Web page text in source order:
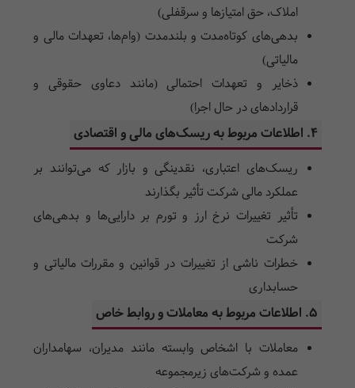
املاک، حق امتیازها و سرقفلی)
بدهی‌های کوتاه‌مدت و بلندمدت (وام‌ها، تعهدات مالی و
مالیاتی)
ذخایر و تعهدات احتمالی (مانند دعاوی حقوقی و
قراردادهای در حال اجرا)
4. اطلاعات مربوط به ریسک‌های مالی و اقتصادی
ریسک‌های اعتباری، نقدینگی و بازار که می‌توانند بر
عملکرد مالی شرکت تأثیر بگذارند
تأثیر تغییرات نرخ ارز و تورم بر دارایی‌ها و بدهی‌های
شرکت
خطرات ناشی از تغییرات در قوانین و مقررات مالیاتی و
حسابداری
5. اطلاعات مربوط به معاملات و روابط خاص
معاملات با اشخاص وابسته مانند مدیران، سهامداران
عمده و شرکت‌های زیرمجموعه